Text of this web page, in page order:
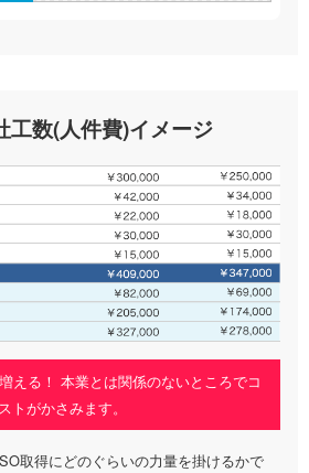
工数(人件費)イメージ
える！ 本業とは関係のないところでコ
ストがかさみます。
取得にどのぐらいの力量を掛けるかで